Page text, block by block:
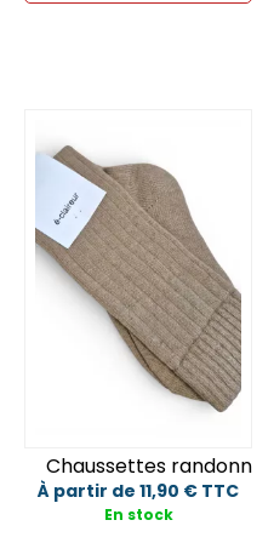
Chaussettes
À partir de 11,90 € TTC
En stock